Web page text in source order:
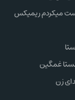
میکردم ریمیکس
غمگین
زن